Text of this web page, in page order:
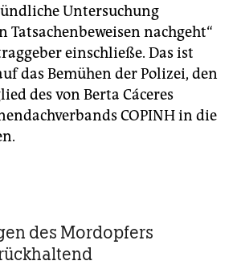
Untersuchung
Tatsachenbeweisen nachgeht“
einschließe. Das ist
das Bemühen der Polizei, den
des von Berta Cáceres
COPINH in die
des Mordopfers